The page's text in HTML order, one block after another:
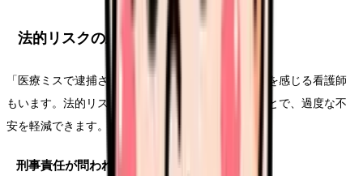
法的リスクの正しい知識
「医療ミスで逮捕されるのではないか」という恐怖を感じる看護師
もいます。法的リスクについて正しい知識を持つことで、過度な不
安を軽減できます。
刑事責任が問われるケースは極めて稀